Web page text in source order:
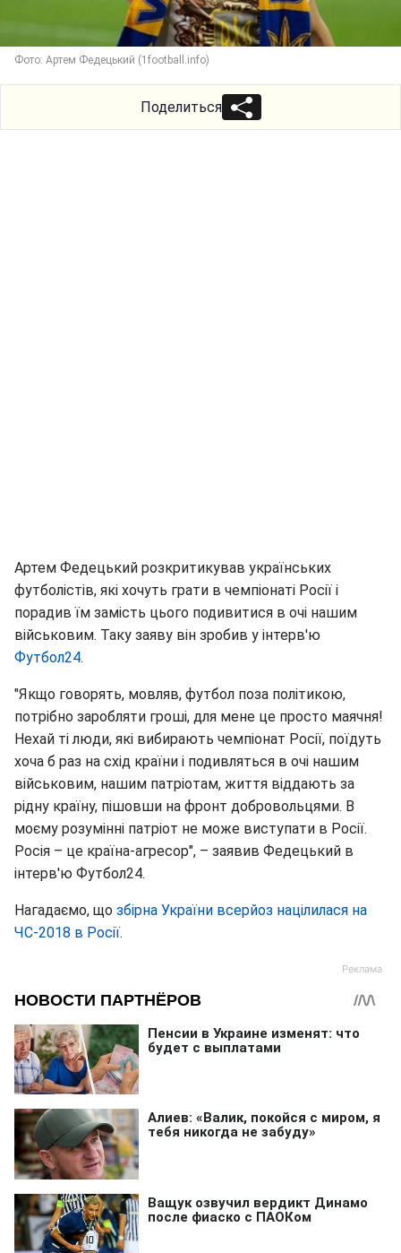
Фото: Артем Федецький (1football.info)
Поделиться
Артем Федецький розкритикував українських
футболістів, які хочуть грати в чемпіонаті Росії і
порадив їм замість цього подивитися в очі нашим
військовим. Таку заяву він зробив у інтерв'ю
Футбол24.
"Якщо говорять, мовляв, футбол поза політикою,
потрібно заробляти гроші, для мене це просто маячня!
Нехай ті люди, які вибирають чемпіонат Росії, поїдуть
хоча б раз на схід країни і подивляться в очі нашим
військовим, нашим патріотам, життя віддають за
рідну країну, пішовши на фронт добровольцями. В
моєму розумінні патріот не може виступати в Росії.
Росія – це країна-агресор", – заявив Федецький в
інтерв'ю Футбол24.
Нагадаємо, що збірна України всерйоз націлилася на
ЧС-2018 в Росії.